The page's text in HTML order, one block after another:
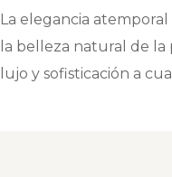
La elegancia
la belleza natural de la
lujo y sofisticación a